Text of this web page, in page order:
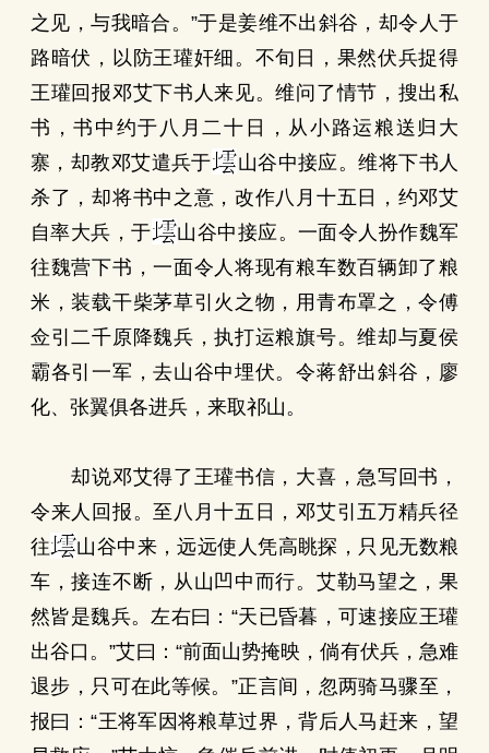
之见，与我暗合。”于是姜维不出斜谷，却令人于
路暗伏，以防王瓘奸细。不旬日，果然伏兵捉得
王瓘回报邓艾下书人来见。维问了情节，搜出私
书，书中约于八月二十日，从小路运粮送归大
寨，却教邓艾遣兵于
山谷中接应。维将下书人
杀了，却将书中之意，改作八月十五日，约邓艾
自率大兵，于
山谷中接应。一面令人扮作魏军
往魏营下书，一面令人将现有粮车数百辆卸了粮
米，装载干柴茅草引火之物，用青布罩之，令傅
佥引二千原降魏兵，执打运粮旗号。维却与夏侯
霸各引一军，去山谷中埋伏。令蒋舒出斜谷，廖
化、张翼俱各进兵，来取祁山。
却说邓艾得了王瓘书信，大喜，急写回书，
令来人回报。至八月十五日，邓艾引五万精兵径
往
山谷中来，远远使人凭高眺探，只见无数粮
车，接连不断，从山凹中而行。艾勒马望之，果
然皆是魏兵。左右曰：“天已昏暮，可速接应王瓘
出谷口。”艾曰：“前面山势掩映，倘有伏兵，急难
退步，只可在此等候。”正言间，忽两骑马骤至，
报曰：“王将军因将粮草过界，背后人马赶来，望